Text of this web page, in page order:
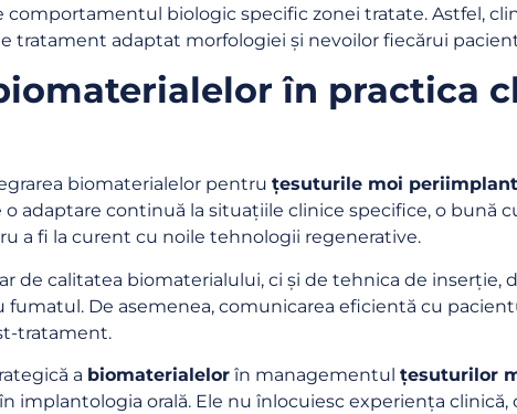
comportamentul biologic specific zonei tratate. Astfel,
tratament adaptat morfologiei și nevoilor fiecărui
în practica
biomaterialelor pentru țesuturile moi
o adaptare continuă la situațiile clinice specifice, o bună
a fi la curent cu noile tehnologii regenerative.
de calitatea biomaterialului, ci și de tehnica de
fumatul. De asemenea, comunicarea eficientă cu
tratament.
a biomaterialelor în managementul țesuturilor
implantologia orală. Ele nu înlocuiesc experiența